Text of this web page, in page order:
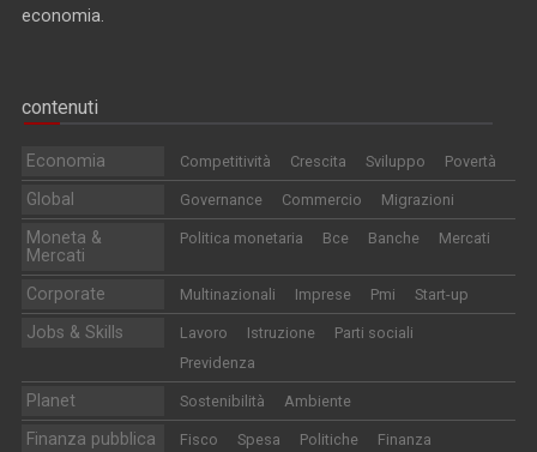
economia.
contenuti
Economia Competitività Crescita Sviluppo Povertà
Global Governance Commercio Migrazioni
Moneta &
Mercati
Politica monetaria Bce Banche Mercati
Corporate Multinazionali Imprese Pmi Start-up
Jobs & Skills Lavoro Istruzione
Parti sociali
Previdenza
Planet Sostenibilità Ambiente
Finanza pubblica Fisco Spesa Politiche Finanza